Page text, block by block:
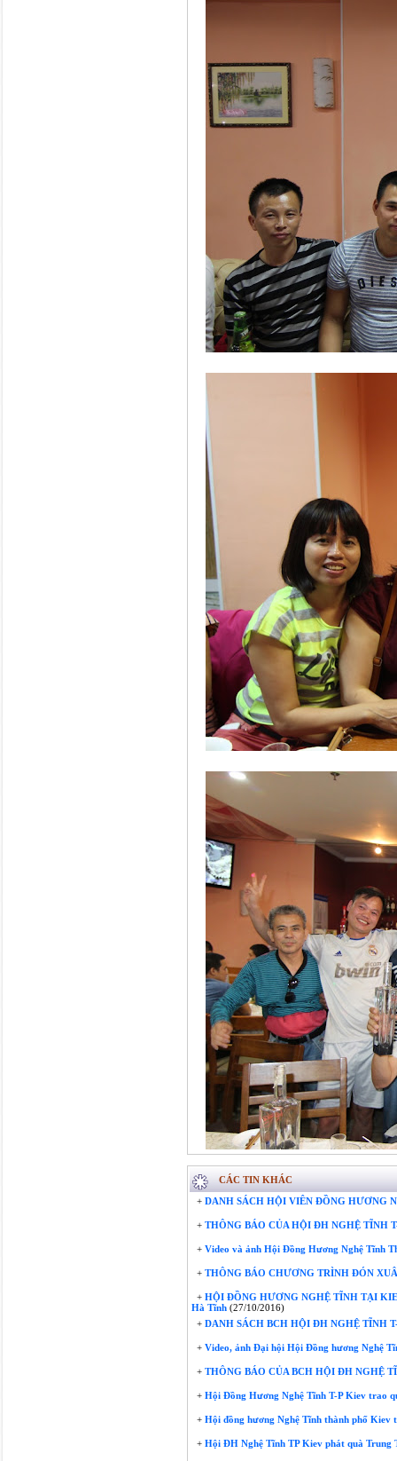
CÁC TIN KHÁC
+ DANH SÁCH HỘI VIÊN ĐỒNG HƯƠNG
+ THÔNG BÁO CỦA HỘI ĐH NGHỆ TĨNH
+ Video và ảnh Hội Đồng Hương Nghệ Tĩnh
+ THÔNG BÁO CHƯƠNG TRÌNH ĐÓN
+ HỘI ĐỒNG HƯƠNG NGHỆ TĨNH TẠI
Hà Tĩnh (27/10/2016)
+ DANH SÁCH BCH HỘI ĐH NGHỆ TĨNH
+ Video, ảnh Đại hội Hội Đồng hương Nghệ
+ THÔNG BÁO CỦA BCH HỘI ĐH NGHỆ
+ Hội Đồng Hương Nghệ Tĩnh T-P Kiev trao
+ Hội đồng hương Nghệ Tĩnh thành phố Kiev
+ Hội ĐH Nghệ Tĩnh TP Kiev phát quà Trung